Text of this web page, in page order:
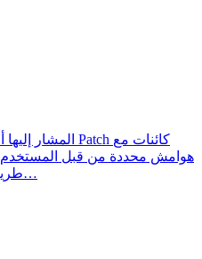
طريقة تكبير الكائن. تستخدم كائنات 9…